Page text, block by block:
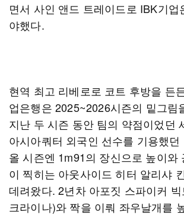
면서 사인 앤드 트레이드로 IBK기업
야했다.
현역 최고 리베로로 코트 후방을 든
업은행은 2025~2026시즌의 밑그림
지난 두 시즌 동안 팀의 약점이었던
아시아쿼터 외국인 선수를 기용했
올 시즌엔 1m91의 장신으로 높이와
이 찍히는 아웃사이드 히터 알리샤
데려왔다. 2년차 아포짓 스파이커
크라이나)와 짝을 이뤄 좌우날개를